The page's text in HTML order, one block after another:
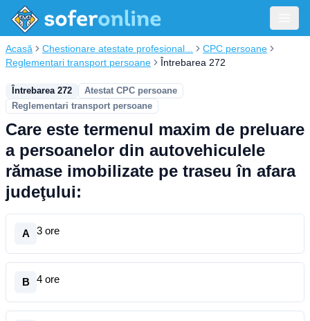
Acasă Chestionare atestate profesional...
CPC persoane
Reglementari transport persoane
Întrebarea 272
Întrebarea 272
Atestat CPC persoane
Reglementari transport persoane
Care este termenul maxim de preluare
a persoanelor din autovehiculele
rămase imobilizate pe traseu în afara
judeţului:
A 3 ore
B 4 ore